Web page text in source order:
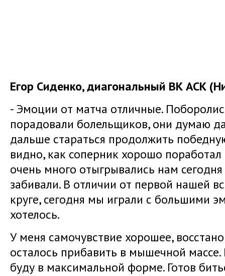
Егор Сиденко, диагональный ВК АСК
- Эмоции от матча отличные.
порадовали болельщиков, они думаю
дальше стараться продолжить
видно, как соперник хорошо
очень много отыгрывались нам
забивали. В отличии от первой нашей
круге, сегодня мы играли с большими
хотелось.
У меня самочувствие хорошее,
осталось прибавить в мышечной
буду в максимальной форме. Готов